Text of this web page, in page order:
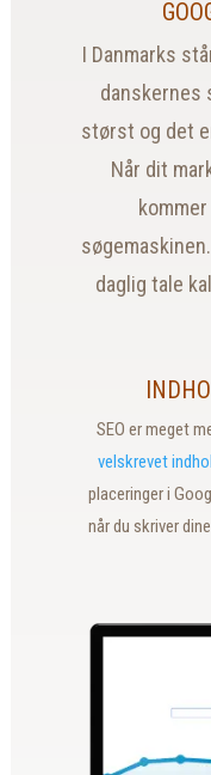
I Danmarks
danskernes
størst og det
Når dit
daglig tale
SEO er meget
velskrevet
placeringer i
når du skriver